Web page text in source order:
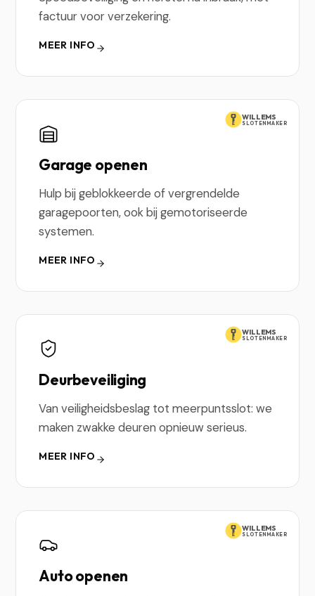
factuur voor verzekering.
MEER INFO
WILLEMS
SLOTENMAKER
Garage openen
Hulp bij geblokkeerde of vergrendelde
garagepoorten, ook bij gemotoriseerde
systemen.
MEER INFO
WILLEMS
SLOTENMAKER
Deurbeveiliging
Van veiligheidsbeslag tot meerpuntsslot: we
maken zwakke deuren opnieuw serieus.
MEER INFO
WILLEMS
SLOTENMAKER
Auto openen